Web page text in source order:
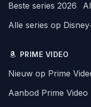
Beste series 2026
Alle series op
PRIME VIDEO
Nieuw op Prime
Aanbod Prime Video